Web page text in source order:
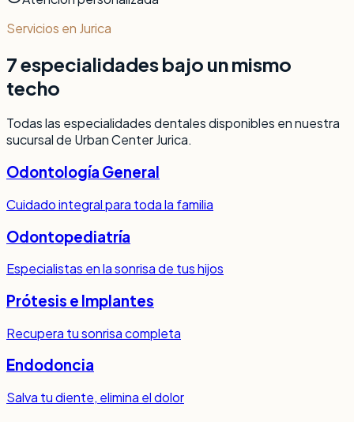
Servicios en Jurica
7 especialidades bajo un mismo
techo
Todas las especialidades dentales disponibles en nuestra
sucursal de Urban Center Jurica.
Odontología General
Cuidado integral para toda la familia
Odontopediatría
Especialistas en la sonrisa de tus hijos
Prótesis e Implantes
Recupera tu sonrisa completa
Endodoncia
Salva tu diente, elimina el dolor